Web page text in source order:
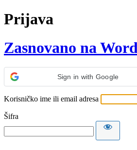
Prijava
Zasnovano na
Sign in with Google
Korisničko ime ili email adresa
Šifra